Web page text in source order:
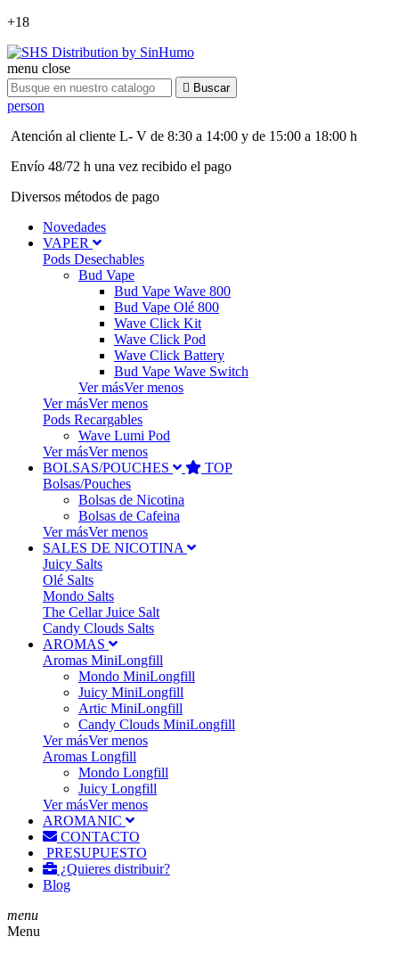
+18
menu close
 Buscar
person
Atención al cliente L- V de 8:30 a 14:00 y de 15:00 a 18:00 h
Envío 48/72 h una vez recibido el pago
Diversos métodos de pago
Novedades
VAPER
Pods Desechables
Bud Vape
Bud Vape Wave 800
Bud Vape Olé 800
Wave Click Kit
Wave Click Pod
Wave Click Battery
Bud Vape Wave Switch
Ver másVer menos
Ver másVer menos
Pods Recargables
Wave Lumi Pod
Ver másVer menos
BOLSAS/POUCHES
TOP
Bolsas/Pouches
Bolsas de Nicotina
Bolsas de Cafeina
Ver másVer menos
SALES DE NICOTINA
Juicy Salts
Olé Salts
Mondo Salts
The Cellar Juice Salt
Candy Clouds Salts
AROMAS
Aromas MiniLongfill
Mondo MiniLongfill
Juicy MiniLongfill
Artic MiniLongfill
Candy Clouds MiniLongfill
Ver másVer menos
Aromas Longfill
Mondo Longfill
Juicy Longfill
Ver másVer menos
AROMANIC
CONTACTO
PRESUPUESTO
¿Quieres distribuir?
Blog
menu
Menu